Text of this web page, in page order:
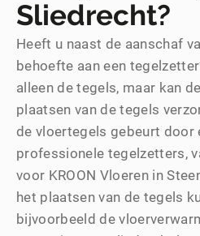
Sliedrecht?
Heeft u naast de aanschaf
behoefte aan een
alleen de tegels, maar kan
plaatsen van de tegels
de vloertegels gebeurt door
professionele tegelzetters,
voor KROON Vloeren in
het plaatsen van de tegels
bijvoorbeeld de